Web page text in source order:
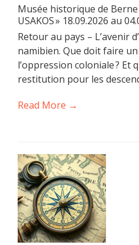
Musée historique de Berne
USAKOS » 18.09.2026 au
Retour au pays – L’avenir
namibien. Que doit faire
l’oppression coloniale ? Et
restitution pour les
Read More →